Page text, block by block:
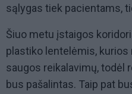
sąlygas tiek pacientams,
Šiuo metu įstaigos
plastiko lentelėmis,
saugos reikalavimų, todėl
bus pašalintas. Taip pat